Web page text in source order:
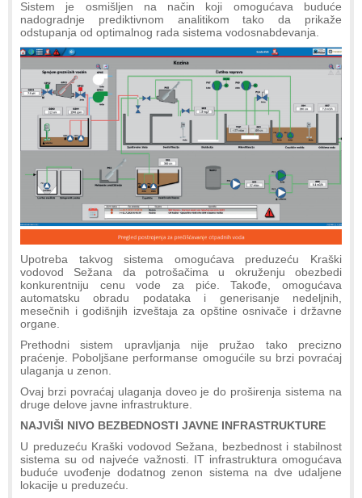
Sistem je osmišljen na način koji omogućava buduće
nadogradnje prediktivnom analitikom tako da prikaže
odstupanja od optimalnog rada sistema vodosnabdevanja.
Upotreba takvog sistema omogućava preduzeću Kraški
vodovod Sežana da potrošačima u okruženju obezbedi
konkurentniju cenu vode za piće. Takođe, omogućava
automatsku obradu podataka i generisanje nedeljnih,
mesečnih i godišnjih izveštaja za opštine osnivače i državne
organe.
Prethodni sistem upravljanja nije pružao tako precizno
praćenje. Poboljšane performanse omogućile su brzi povraćaj
ulaganja u zenon.
Ovaj brzi povraćaj ulaganja doveo je do proširenja sistema na
druge delove javne infrastrukture.
NAJVIŠI NIVO BEZBEDNOSTI JAVNE INFRASTRUKTURE
U preduzeću Kraški vodovod Sežana, bezbednost i stabilnost
sistema su od najveće važnosti. IT infrastruktura omogućava
buduće uvođenje dodatnog zenon sistema na dve udaljene
lokacije u preduzeću.